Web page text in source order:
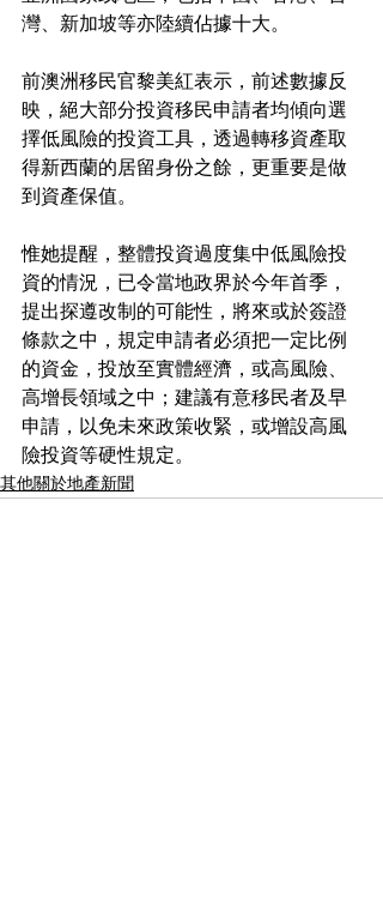
灣、新加坡等亦陸續佔據十大。
前澳洲移民官黎美紅表示，前述數據反
映，絕大部分投資移民申請者均傾向選
擇低風險的投資工具，透過轉移資產取
得新西蘭的居留身份之餘，更重要是做
到資產保值。
惟她提醒，整體投資過度集中低風險投
資的情況，已令當地政界於今年首季，
提出探遵改制的可能性，將來或於簽證
條款之中，規定申請者必須把一定比例
的資金，投放至實體經濟，或高風險、
高增長領域之中；建議有意移民者及早
申請，以免未來政策收緊，或增設高風
險投資等硬性規定。
其他關於地產新聞